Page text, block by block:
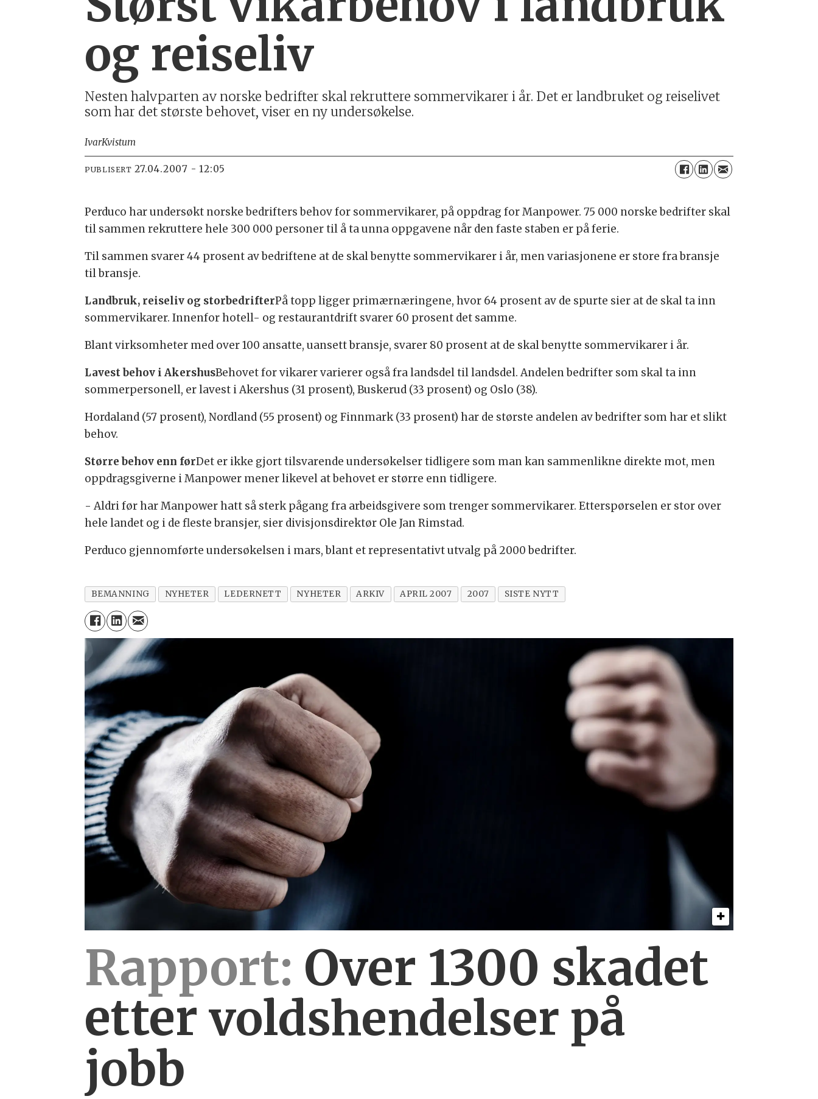
og reiseliv
Nesten halvparten av norske bedrifter skal rekruttere sommervikarer i år. Det er landbruket og reiselivet
som har det største behovet, viser en ny undersøkelse.
IvarKvistum
PUBLISERT 27.04.2007 - 12:05
Perduco har undersøkt norske bedrifters behov for sommervikarer, på oppdrag for Manpower. 75 000 norske bedrifter skal
til sammen rekruttere hele 300 000 personer til å ta unna oppgavene når den faste staben er på ferie.
Til sammen svarer 44 prosent av bedriftene at de skal benytte sommervikarer i år, men variasjonene er store fra bransje
til bransje.
Landbruk, reiseliv og storbedrifterPå topp ligger primærnæringene, hvor 64 prosent av de spurte sier at de skal ta inn
sommervikarer. Innenfor hotell- og restaurantdrift svarer 60 prosent det samme.
Blant virksomheter med over 100 ansatte, uansett bransje, svarer 80 prosent at de skal benytte sommervikarer i år.
Lavest behov i AkershusBehovet for vikarer varierer også fra landsdel til landsdel. Andelen bedrifter som skal ta inn
sommerpersonell, er lavest i Akershus (31 prosent), Buskerud (33 prosent) og Oslo (38).
Hordaland (57 prosent), Nordland (55 prosent) og Finnmark (33 prosent) har de største andelen av bedrifter som har et slikt
behov.
Større behov enn førDet er ikke gjort tilsvarende undersøkelser tidligere som man kan sammenlikne direkte mot, men
oppdragsgiverne i Manpower mener likevel at behovet er større enn tidligere.
- Aldri før har Manpower hatt så sterk pågang fra arbeidsgivere som trenger sommervikarer. Etterspørselen er stor over
hele landet og i de fleste bransjer, sier divisjonsdirektør Ole Jan Rimstad.
Perduco gjennomførte undersøkelsen i mars, blant et representativt utvalg på 2000 bedrifter.
BEMANNING NYHETER LEDERNETT NYHETER ARKIV APRIL 2007 2007 SISTE NYTT
Rapport: Over 1300 skadet
etter voldshendelser på
jobb